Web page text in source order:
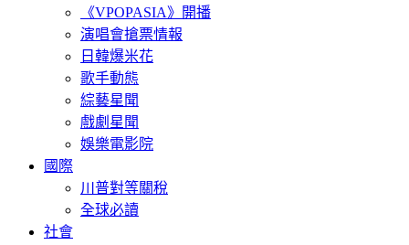
《VPOPASIA》開播
演唱會搶票情報
日韓爆米花
歌手動態
綜藝星聞
戲劇星聞
娛樂電影院
國際
川普對等關稅
全球必讀
社會